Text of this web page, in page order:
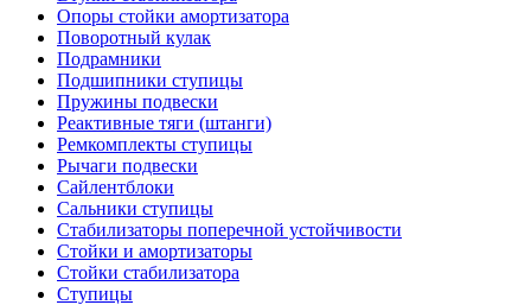
Опоры стойки амортизатора
Поворотный кулак
Подрамники
Подшипники ступицы
Пружины подвески
Реактивные тяги (штанги)
Ремкомплекты ступицы
Рычаги подвески
Сайлентблоки
Сальники ступицы
Стабилизаторы поперечной устойчивости
Стойки и амортизаторы
Стойки стабилизатора
Ступицы